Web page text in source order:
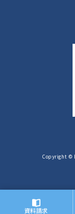
Copyright ©
資料請求